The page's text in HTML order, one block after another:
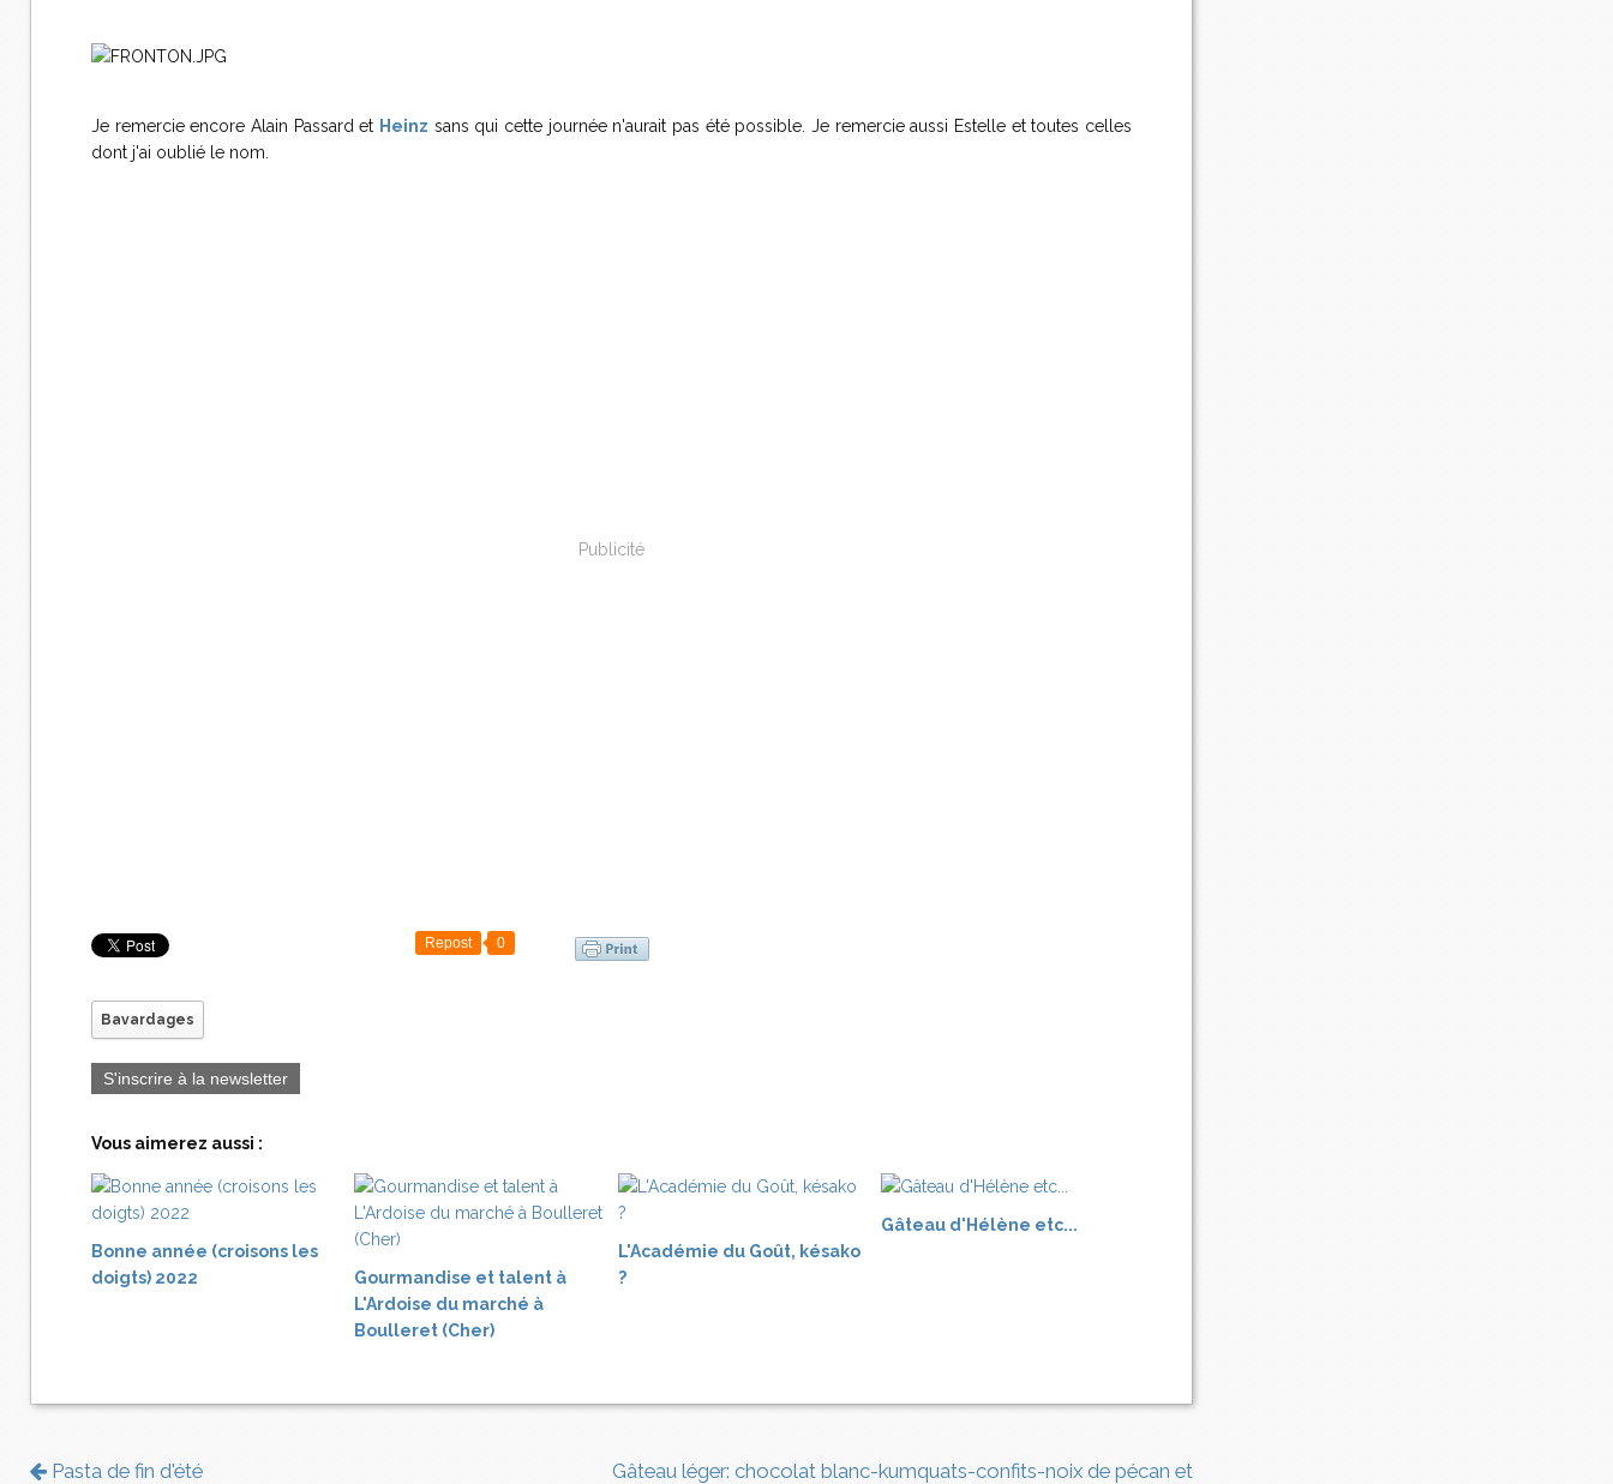
Je remercie encore Alain Passard et Heinz sans qui cette journée n'aurait pas été possible. Je remercie aussi Estelle et toutes celles
dont j'ai oublié le nom.
Publicité
Repost 0
Bavardages
S'inscrire à la newsletter
Vous aimerez aussi :
Bonne année (croisons les
doigts) 2022
Gourmandise et talent à
L'Ardoise du marché à
Boulleret (Cher)
L'Académie du Goût, késako
?
Gâteau d'Hélène etc...
Pasta de fin d'été
Gâteau léger: chocolat blanc-kumquats-confits-noix de pécan et